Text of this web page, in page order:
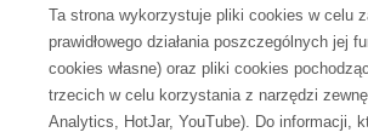
Ta strona wykorzystuje pliki cookies w celu
prawidłowego działania poszczególnych jej
cookies własne) oraz pliki cookies
trzecich w celu korzystania z narzędzi
Analytics, HotJar, YouTube). Do informacji,
KONTAKT